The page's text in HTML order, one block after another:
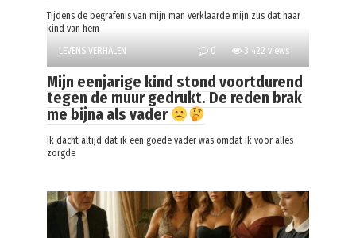
Tijdens de begrafenis van mijn man verklaarde mijn zus dat haar
kind van hem
LEVENS VERHALEN
0 3 422 views
Mijn eenjarige kind stond voortdurend
tegen de muur gedrukt. De reden brak
me bijna als vader
Ik dacht altijd dat ik een goede vader was omdat ik voor alles
zorgde